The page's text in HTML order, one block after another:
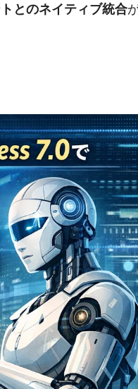
とのネイティブ統合